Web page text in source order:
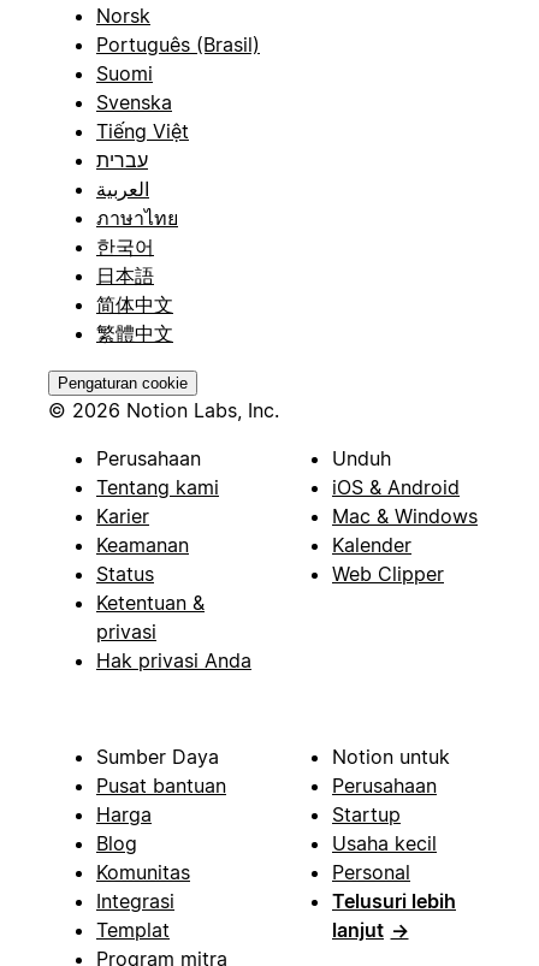
Norsk
Português (Brasil)
Suomi
Svenska
Tiếng Việt
עברית
العربية
ภาษาไทย
한국어
日本語
简体中文
繁體中文
Pengaturan cookie
© 2026 Notion Labs, Inc.
Perusahaan
Tentang kami
Karier
Keamanan
Status
Ketentuan &
privasi
Hak privasi Anda
Unduh
iOS & Android
Mac & Windows
Kalender
Web Clipper
Sumber Daya
Pusat bantuan
Harga
Blog
Komunitas
Integrasi
Templat
Program mitra
Notion untuk
Perusahaan
Startup
Usaha kecil
Personal
Telusuri lebih
lanjut →